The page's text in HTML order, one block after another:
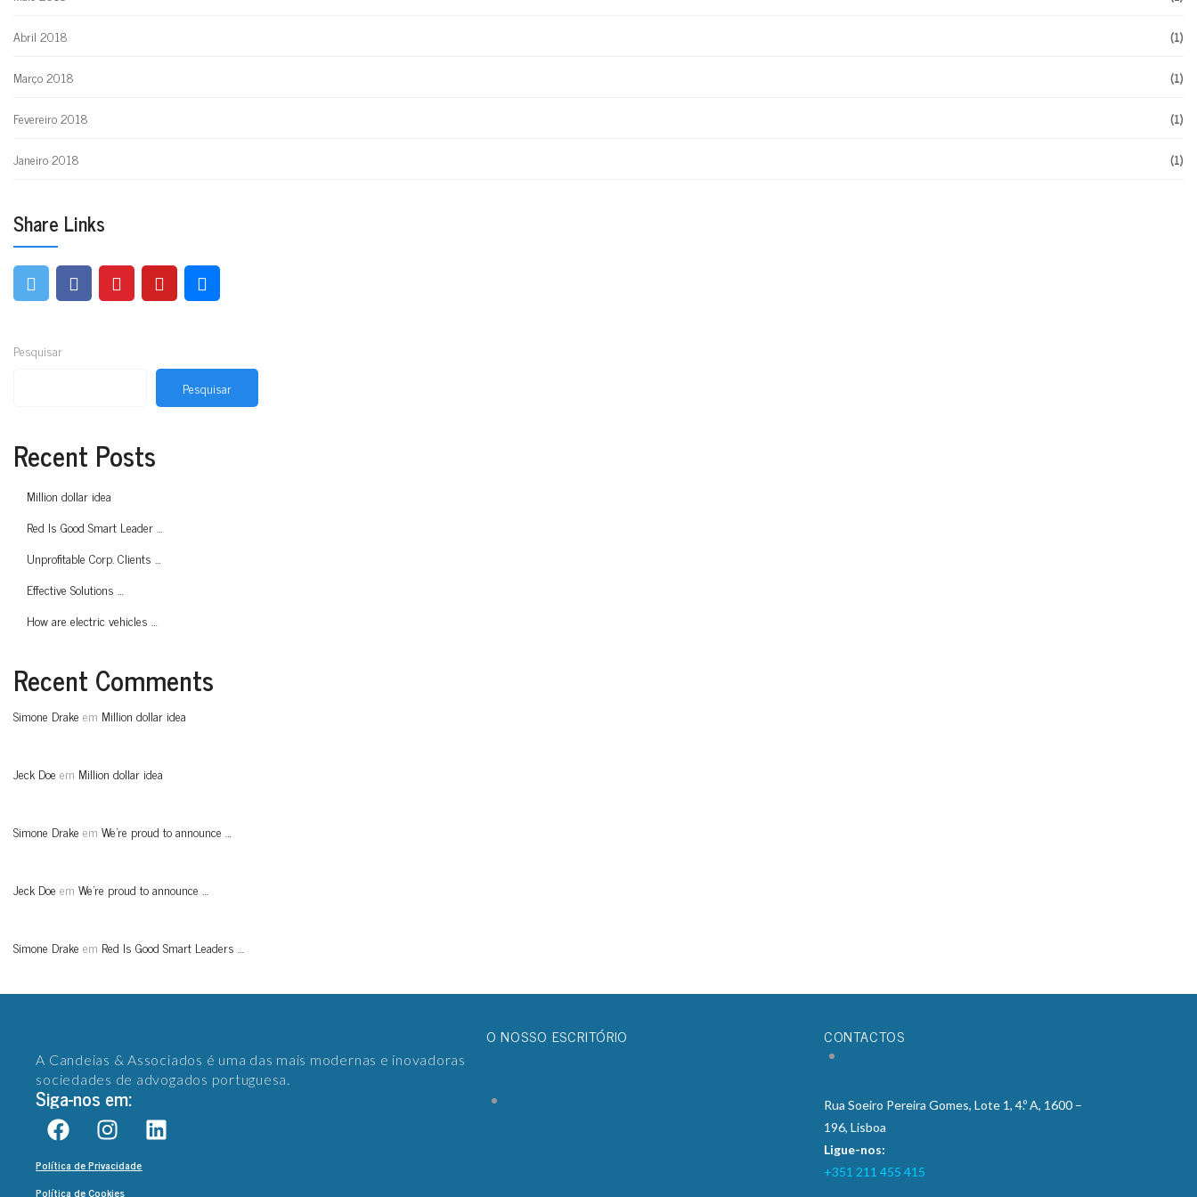
Abril 2018
(1)
Março 2018
(1)
Fevereiro 2018
(1)
Janeiro 2018
(1)
Share Links
Pesquisar
Pesquisar
Recent Posts
Million dollar idea
Red Is Good Smart Leader …
Unprofitable Corp. Clients …
Effective Solutions …
How are electric vehicles …
Recent Comments
Simone Drake em Million dollar idea
Jeck Doe em Million dollar idea
Simone Drake em We’re proud to announce …
Jeck Doe em We’re proud to announce …
Simone Drake em Red Is Good Smart Leaders …
A Candeias & Associados é uma das mais modernas e inovadoras
sociedades de advogados portuguesa.
Siga-nos em:
Política de Privacidade
Política de Cookies
O NOSSO ESCRITÓRIO CONTACTOS
Rua Soeiro Pereira Gomes, Lote 1, 4.º A, 1600 –
196, Lisboa
Ligue-nos:
+351 211 455 415